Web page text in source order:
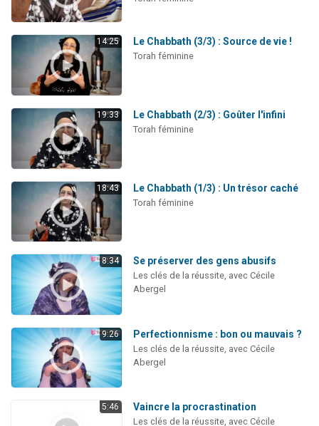
14:25 Le Chabbath (3/3) : Source de vie !
Torah féminine
19:33 Le Chabbath (2/3) : Goûter l'infini
Torah féminine
18:43 Le Chabbath (1/3) : Un trésor caché
Torah féminine
8:34 Se préserver des gens abusifs
Les clés de la réussite, avec Cécile
Abergel
9:26 Perfectionnisme : bon ou mauvais ?
Les clés de la réussite, avec Cécile
Abergel
5:46 Vaincre la procrastination
Les clés de la réussite, avec Cécile